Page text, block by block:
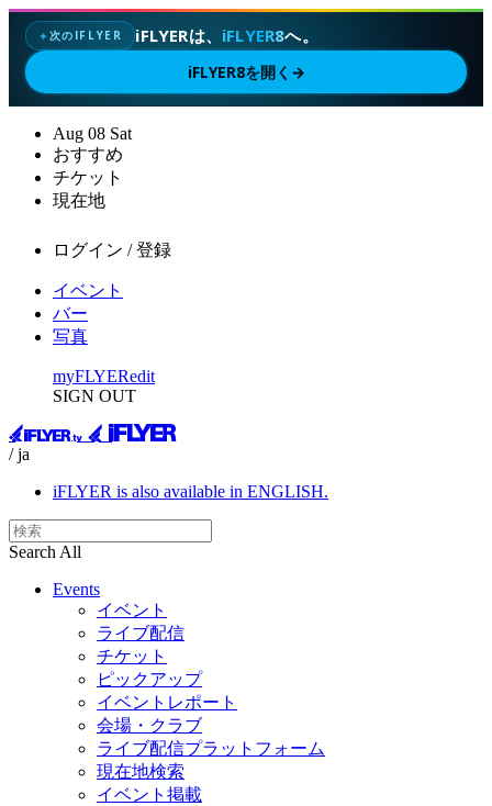
✦次のIFLYER iFLYERは、 iFLYER8へ。
iFLYER8を開く →
Aug 08 Sat
おすすめ
チケット
現在地
ログイン / 登録
イベント
バー
写真
myFLYERedit
SIGN OUT
/ ja
iFLYER is also available in ENGLISH.
Search All
Events
イベント
ライブ配信
チケット
ピックアップ
イベントレポート
会場・クラブ
ライブ配信プラットフォーム
現在地検索
イベント掲載